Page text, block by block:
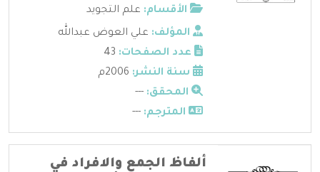
الأقسام: علم التجويد
المؤلف: علي العوض عبدالله
عدد الصفحات:
سنة النشر:
المحقق: ---
المترجم: ---
ألفاظ الجمع والافراد في